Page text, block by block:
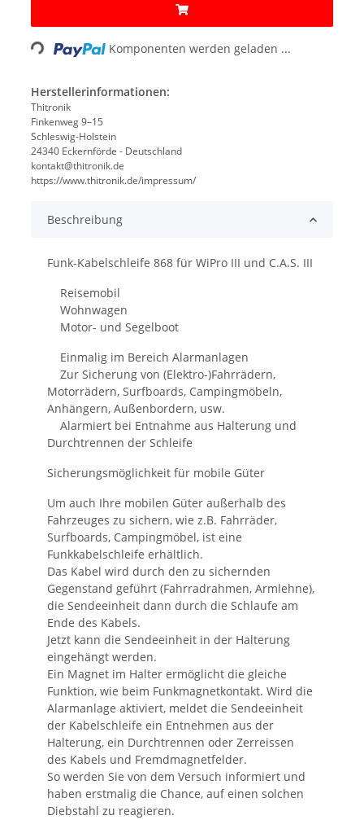
Loading... Komponenten werden geladen ...
Herstellerinformationen:
Thitronik
Finkenweg 9–15
Schleswig-Holstein
24340 Eckernförde - Deutschland
kontakt@thitronik.de
https://www.thitronik.de/impressum/
Beschreibung
Funk-Kabelschleife 868 für WiPro III und C.A.S. III
Reisemobil
Wohnwagen
Motor- und Segelboot
Einmalig im Bereich Alarmanlagen
Zur Sicherung von (Elektro-)Fahrrädern,
Motorrädern, Surfboards, Campingmöbeln,
Anhängern, Außenbordern, usw.
Alarmiert bei Entnahme aus Halterung und
Durchtrennen der Schleife
Sicherungsmöglichkeit für mobile Güter
Um auch Ihre mobilen Güter außerhalb des
Fahrzeuges zu sichern, wie z.B. Fahrräder,
Surfboards, Campingmöbel, ist eine
Funkkabelschleife erhältlich.
Das Kabel wird durch den zu sichernden
Gegenstand geführt (Fahrradrahmen, Armlehne),
die Sendeeinheit dann durch die Schlaufe am
Ende des Kabels.
Jetzt kann die Sendeeinheit in der Halterung
eingehängt werden.
Ein Magnet im Halter ermöglicht die gleiche
Funktion, wie beim Funkmagnetkontakt. Wird die
Alarmanlage aktiviert, meldet die Sendeeinheit
der Kabelschleife ein Entnehmen aus der
Halterung, ein Durchtrennen oder Zerreissen
des Kabels und Fremdmagnetfelder.
So werden Sie von dem Versuch informiert und
haben erstmalig die Chance, auf einen solchen
Diebstahl zu reagieren.